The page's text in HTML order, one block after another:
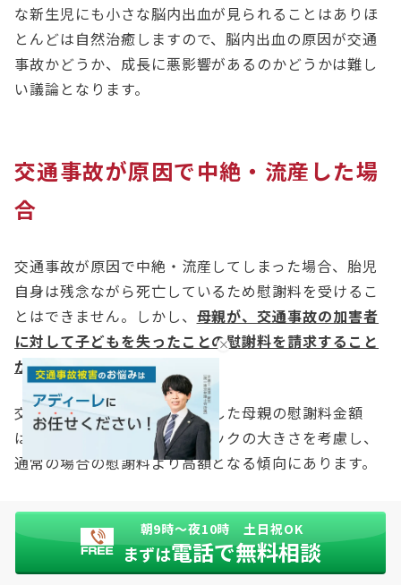
な新生児にも小さな脳内出血が見られることはありほ
とんどは自然治癒しますので、脳内出血の原因が交通
事故かどうか、成長に悪影響があるのかどうかは難し
い議論となります。
交通事故が原因で中絶・流産した場
合
交通事故が原因で中絶・流産してしまった場合、胎児
自身は残念ながら死亡しているため慰謝料を受けるこ
とはできません。しかし、 母親が、交通事故の加害者
に対して子どもを失ったことの慰謝料を請求すること
ができます。
交通事故により中絶・流産をした母親の慰謝料金額
は、母親が受ける精神的ショックの大きさを考慮し、
通常の場合の慰謝料より高額となる傾向にあります。
特に、次のようなケースでは、慰謝料の金額がより高
くなる傾向があります。
妊娠後期で出産が間近だった場合
朝9時〜夜10時 土日祝OK
まずは電話で無料相談